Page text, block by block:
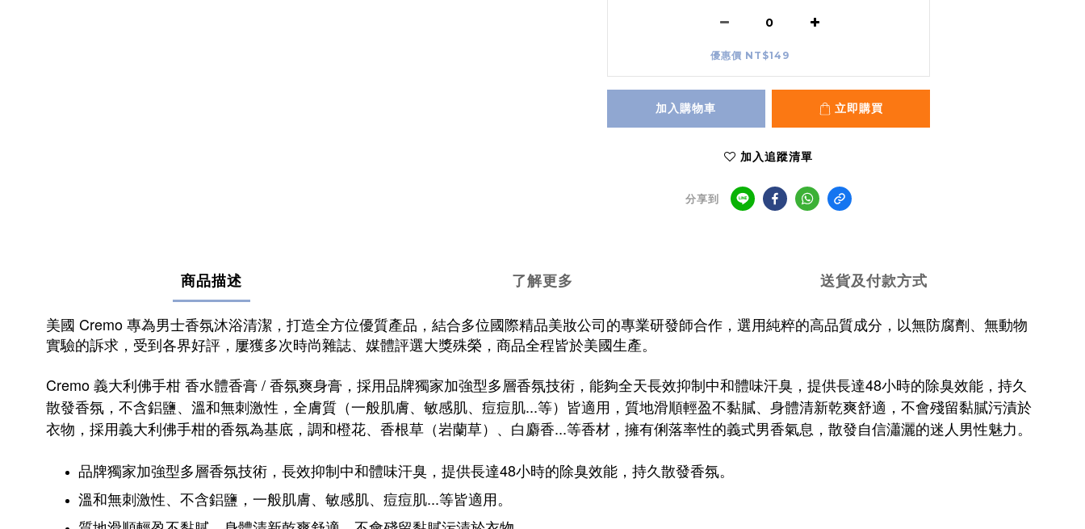
優惠價 NT$149
加入購物車 立即購買
加入追蹤清單
分享到
商品描述 了解更多 送貨及付款方式
美國 Cremo 專為男士香氛沐浴清潔，打造全方位優質產品，結合多位國際精品美妝公司的專業研發師合作，選用純粹的高品質成分，以無防腐劑、無動物
實驗的訴求，受到各界好評，屢獲多次時尚雜誌、媒體評選大獎殊榮，商品全程皆於美國生產。
Cremo 義大利佛手柑 香水體香膏 / 香氛爽身膏，採用品牌獨家加強型多層香氛技術，能夠全天長效抑制中和體味汗臭，提供長達48小時的除臭效能，持久
散發香氛，不含鋁鹽、溫和無刺激性，全膚質（一般肌膚、敏感肌、痘痘肌...等）皆適用， 質地滑順輕盈不黏膩、身體清新乾爽舒適，不會殘留黏膩污漬於
衣物，採用義大利佛手柑的香氛為基底，調和橙花、香根草（岩蘭草）、白麝香...等香材，擁有俐落率性的義式男香氣息， 散發自信瀟灑的迷人男性魅力。
品牌獨家加強型多層香氛技術，長效抑制中和體味汗臭，提供長達48小時的除臭效能，持久散發香氛。
溫和無刺激性、不含鋁鹽，一般肌膚、敏感肌、痘痘肌...等皆適用。